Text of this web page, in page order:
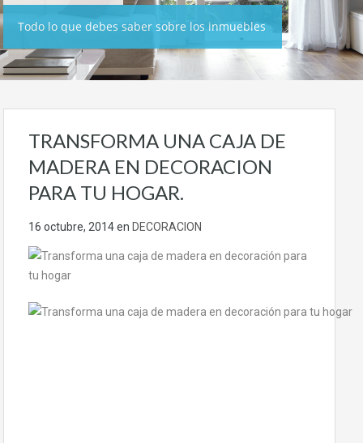
Todo lo que debes saber sobre los inmuebles
TRANSFORMA UNA CAJA DE
MADERA EN DECORACION
PARA TU HOGAR.
16 octubre, 2014en DECORACION